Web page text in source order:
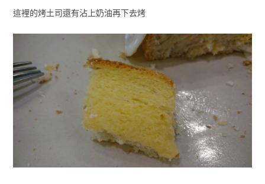
這裡的烤土司還有沾上奶油再下去烤